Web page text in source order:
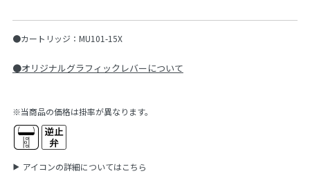
●カートリッジ：MU101-15X
●オリジナルグラフィックレバーについて
※当商品の価格は掛率が異なります。
アイコンの詳細についてはこちら